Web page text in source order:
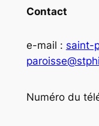
Contact
e-mail : saint-
Numéro du